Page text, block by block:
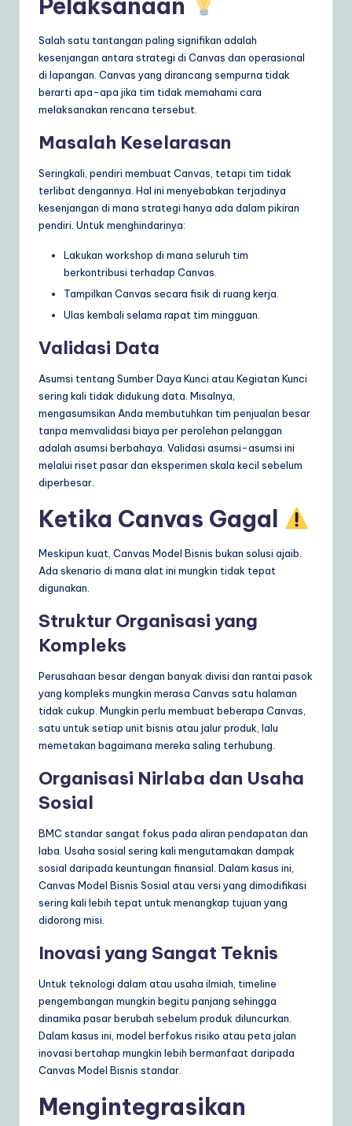
Salah satu tantangan paling signifikan adalah
kesenjangan antara strategi di Canvas dan operasional
di lapangan. Canvas yang dirancang sempurna tidak
berarti apa-apa jika tim tidak memahami cara
melaksanakan rencana tersebut.
Masalah Keselarasan
Seringkali, pendiri membuat Canvas, tetapi tim tidak
terlibat dengannya. Hal ini menyebabkan terjadinya
kesenjangan di mana strategi hanya ada dalam pikiran
pendiri. Untuk menghindarinya:
Lakukan workshop di mana seluruh tim
berkontribusi terhadap Canvas.
Tampilkan Canvas secara fisik di ruang kerja.
Ulas kembali selama rapat tim mingguan.
Validasi Data
Asumsi tentang Sumber Daya Kunci atau Kegiatan Kunci
sering kali tidak didukung data. Misalnya,
mengasumsikan Anda membutuhkan tim penjualan besar
tanpa memvalidasi biaya per perolehan pelanggan
adalah asumsi berbahaya. Validasi asumsi-asumsi ini
melalui riset pasar dan eksperimen skala kecil sebelum
diperbesar.
Ketika Canvas Gagal
Meskipun kuat, Canvas Model Bisnis bukan solusi ajaib.
Ada skenario di mana alat ini mungkin tidak tepat
digunakan.
Struktur Organisasi yang
Kompleks
Perusahaan besar dengan banyak divisi dan rantai pasok
yang kompleks mungkin merasa Canvas satu halaman
tidak cukup. Mungkin perlu membuat beberapa Canvas,
satu untuk setiap unit bisnis atau jalur produk, lalu
memetakan bagaimana mereka saling terhubung.
Organisasi Nirlaba dan Usaha
Sosial
BMC standar sangat fokus pada aliran pendapatan dan
laba. Usaha sosial sering kali mengutamakan dampak
sosial daripada keuntungan finansial. Dalam kasus ini,
Canvas Model Bisnis Sosial atau versi yang dimodifikasi
sering kali lebih tepat untuk menangkap tujuan yang
didorong misi.
Inovasi yang Sangat Teknis
Untuk teknologi dalam atau usaha ilmiah, timeline
pengembangan mungkin begitu panjang sehingga
dinamika pasar berubah sebelum produk diluncurkan.
Dalam kasus ini, model berfokus risiko atau peta jalan
inovasi bertahap mungkin lebih bermanfaat daripada
Canvas Model Bisnis standar.
Mengintegrasikan